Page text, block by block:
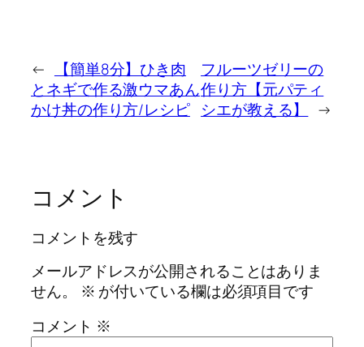
←
【簡単8分】ひき肉
とネギで作る激ウマあん
かけ丼の作り方/レシピ
フルーツゼリーの
作り方【元パティ
シエが教える】
→
コメント
コメントを残す
メールアドレスが公開されることはありま
せん。
※ が付いている欄は必須項目です
コメント ※